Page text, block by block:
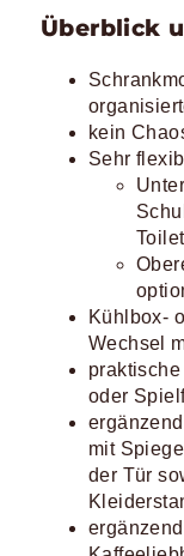
Überblick
kein
Sehr
Kühlbox-
Wechsel
oder
mit
der Tür